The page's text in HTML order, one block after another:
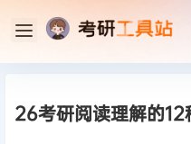
26考研阅读理解的12